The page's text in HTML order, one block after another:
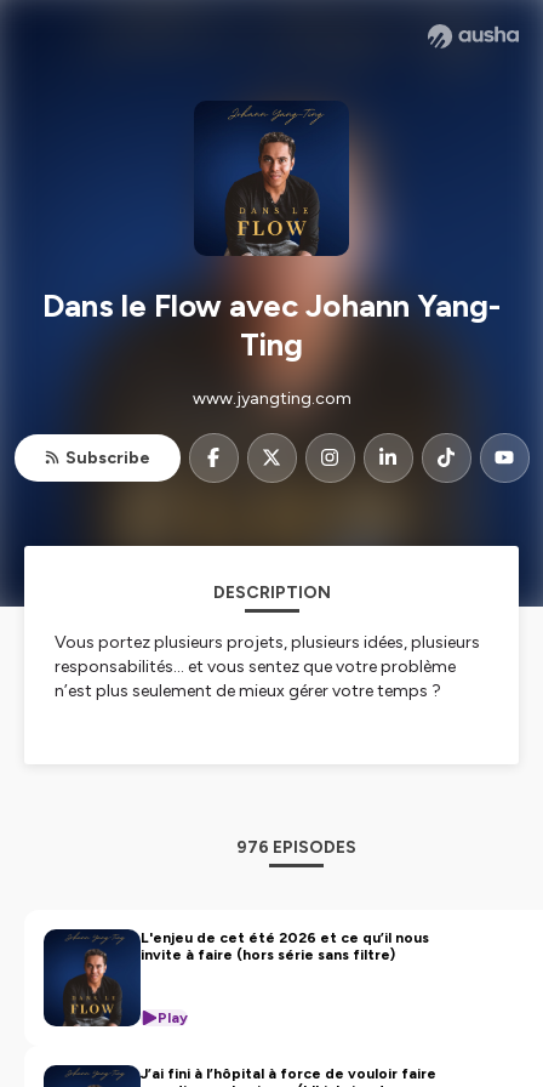
Dans le Flow avec Johann Yang-
Ting
www.jyangting.com
Subscribe
DESCRIPTION
Vous portez plusieurs projets, plusieurs idées, plusieurs
responsabilités… et vous sentez que votre problème
n’est plus seulement de mieux gérer votre temps ?
Un podcast destiné aux professionnels ambitieux,
entrepreneurs, indépendants, dirigeants, créateurs et
perdre en chemin.
Ici, on parle de ce que vivent réellement celles et ceux qui
ne rentrent pas facilement dans une case :
La dispersion.
976 EPISODES
L'enjeu de cet été 2026 et ce qu’il nous
invite à faire (hors série sans filtre)
Play
J’ai fini à l’hôpital à force de vouloir faire